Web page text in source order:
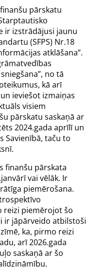
pārskatu
ir izstrādājusi jaunu
(SFPS) Nr.18
atklāšana”.
no tā
kā arī
ieviešot izmaiņas
visiem
pārskatu saskaņā ar
2024.gada aprīlī un
Savienībā, taču to
finanšu pārskata
vai vēlāk. Ir
piemērošana.
reizi piemērojot šo
ir jāpārveido atbilstoši
ka, pirmo reizi
arī 2026.gada
saskaņā ar šo